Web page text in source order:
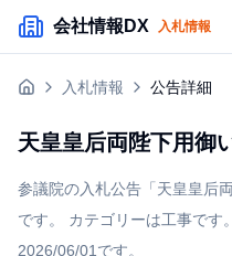
メインコンテンツにスキップ
会社情報DX 入札情報
入札情報
企業検索
入札情報 公告詳細
天皇皇后両陛下用御
参議院の入札公告「天皇皇后
です。 カテゴリーは工事です
2026/06/01です。